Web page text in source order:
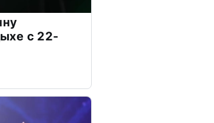
с 22-